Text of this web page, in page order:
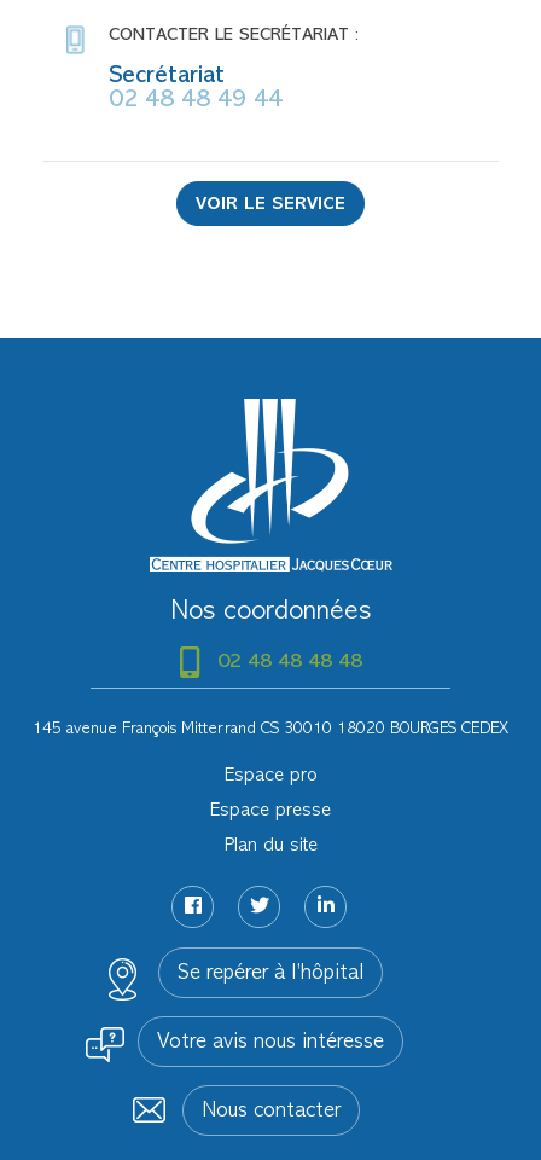
CONTACTER LE SECRÉTARIAT :
Secrétariat
02 48 48 49 44
VOIR LE SERVICE
Nos coordonnées
02 48 48 48 48
145 avenue François Mitterrand CS 30010 18020 BOURGES CEDEX
Espace pro
Espace presse
Plan du site
Se repérer à l’hôpital
Votre avis nous intéresse
Nous contacter